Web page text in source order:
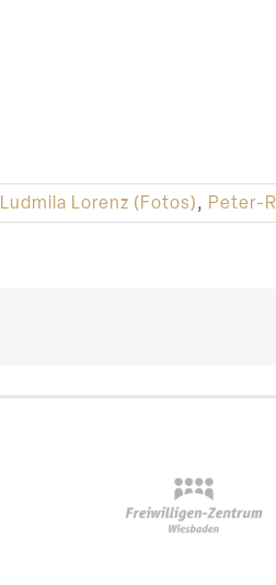
Ludmila Lorenz (Fotos), Peter-